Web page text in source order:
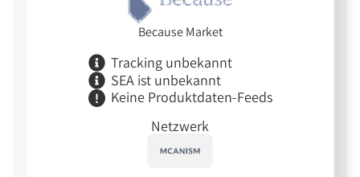
Because Market
Tracking unbekannt
SEA ist unbekannt
Keine Produktdaten-Feeds
Netzwerk